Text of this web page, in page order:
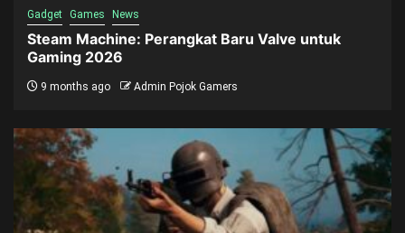
Gadget Games News
Steam Machine: Perangkat Baru Valve untuk
Gaming 2026
9 months ago Admin Pojok Gamers